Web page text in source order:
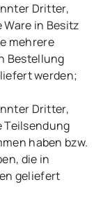
Dritter,
in Besitz
mehrere
Bestellung
werden;
Dritter,
Teilsendung
haben bzw.
die in
geliefert